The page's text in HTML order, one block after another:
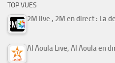
TOP VUES
2M live , 2M en direct : La
Al Aoula Live, Al Aoula en